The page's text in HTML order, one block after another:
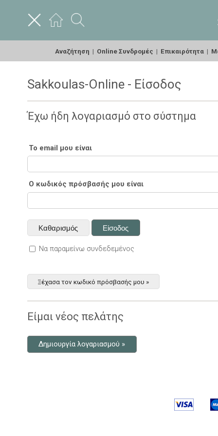
Αναζήτηση | Online Συνδρομές | Επικαιρότητα |
Sakkoulas-Online - Είσοδος
Έχω ήδη λογαριασμό στο σύστημα
Το email μου είναι
Ο κωδικός πρόσβασής μου είναι
Να παραμείνω συνδεδεμένος
Ξέχασα τον κωδικό πρόσβασής μου »
Είμαι νέος πελάτης
Δημιουργία λογαριασμού »